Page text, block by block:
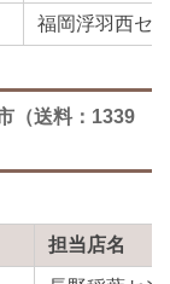
福岡浮羽西セ
（送料：1339
担当店名